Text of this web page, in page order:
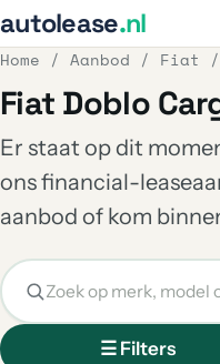
autolease.nl
Home / Aanbod / Fiat /
Fiat Doblo
Er staat op dit
ons financial-
aanbod of kom
☰ Filters